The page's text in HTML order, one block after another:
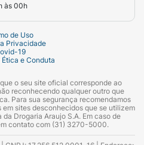
às 00h
de Uso
Privacidade
19
e Conduta
o seu site oficial corresponde ao
reconhecendo qualquer outro que
Para sua segurança recomendamos
sites desconhecidos que se utilizem
Drogaria Araujo S.A. Em caso de
contato com (31) 3270-5000.